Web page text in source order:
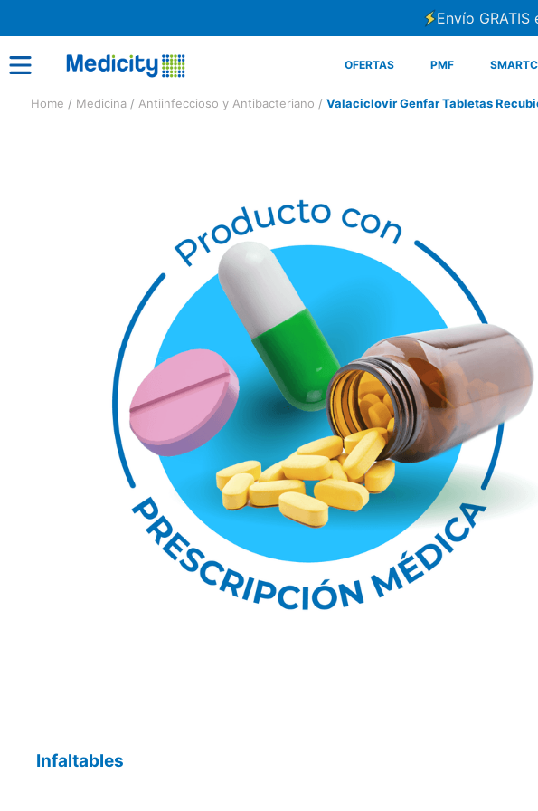
Envío
OFERTAS PMF
Medicina Antiinfeccioso y Antibacteriano Valaciclovir Genfar Tabletas
Infaltables